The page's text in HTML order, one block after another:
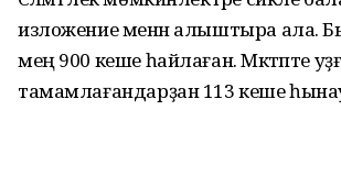
изложение менән алыштыра ала.
мең 900 кеше һайлаған. Мәктәпте
тамамлағандарҙан 113 кеше